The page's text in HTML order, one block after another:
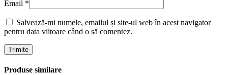
Email *
Salvează-mi numele, emailul și site-ul web în acest navigator
pentru data viitoare când o să comentez.
Produse similare